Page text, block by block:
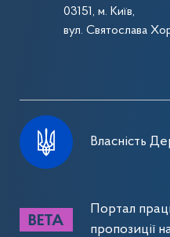
03151, м. Київ,
вул. Святослава
Власність
Портал
пропозиції